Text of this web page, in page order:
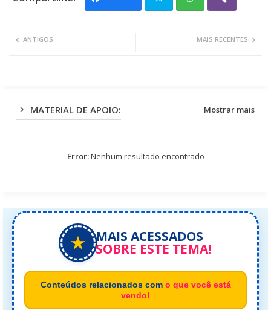
MAIS RECENTES
ANTIGOS
MATERIAL DE APOIO: Mostrar mais
Error:Nenhum resultado encontrado
★ MAIS ACESSADOS
SOBRE ESTE TEMA!
Conteúdos relacionados com o que você está
vendo!